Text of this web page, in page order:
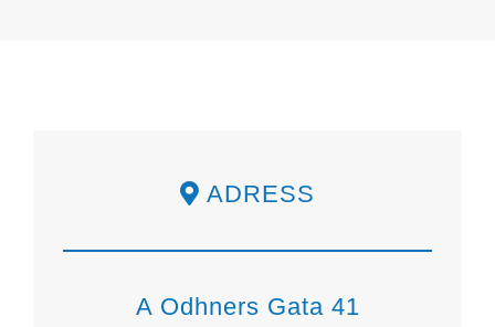
ADRESS
A Odhners Gata 41